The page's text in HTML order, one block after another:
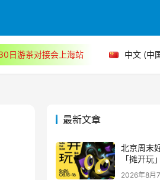
日游茶对接会上海站 中文 (中
最新文章
北京周末
「摊开玩
正式开票
2026年8月